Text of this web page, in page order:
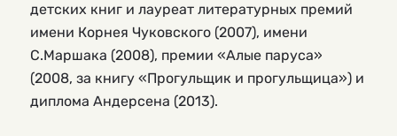
детских книг и лауреат литературных премий
имени Корнея Чуковского (2007), имени
С.Маршака (2008), премии «Алые паруса»
(2008, за книгу «Прогульщик и прогульщица») и
диплома Андерсена (2013).